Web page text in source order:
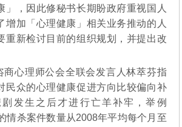
」，因此修秘书长期盼政府重视国人
增加「心理健康」相关业务推动的人
重新检讨目前的组织规划，并提出改
心理师公会全联会发言人林萃芬指
民众的心理健康促进方向比较偏向补
发生之后才进行亡羊补牢，举例
情杀案件数量从2008年平均每个月至